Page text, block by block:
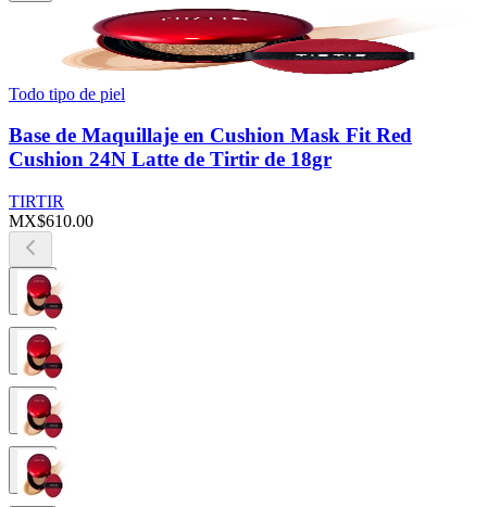
Todo tipo de piel
Base de Maquillaje en Cushion Mask Fit Red
Cushion 24N Latte de Tirtir de 18gr
TIRTIR
MX$610.00